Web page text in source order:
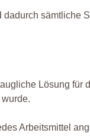
sämtliche
Lösung für
Arbeitsmittel